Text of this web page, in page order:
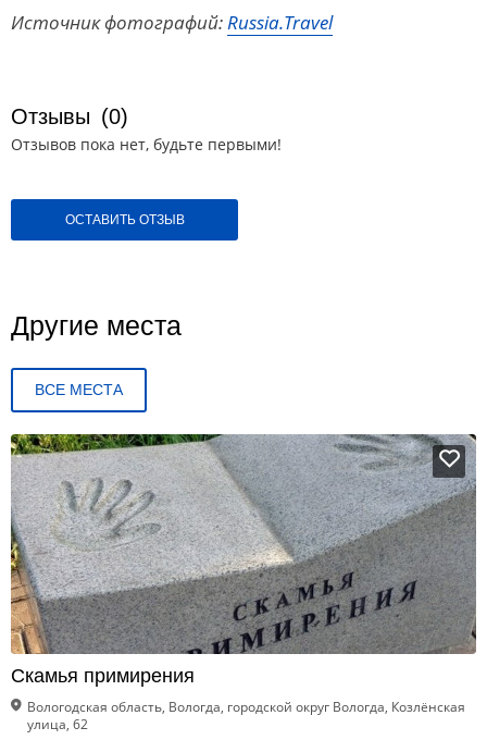
Источник фотографий:Russia.Travel
Отзывы (0)
Отзывов пока нет, будьте первыми!
ОСТАВИТЬ ОТЗЫВ
Другие места
ВСЕ МЕСТА
Скамья примирения
Вологодская область, Вологда, городской округ Вологда, Козлёнская
улица, 62